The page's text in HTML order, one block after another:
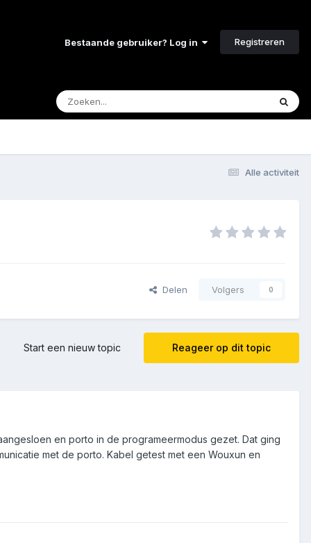
Bestaande gebruiker? Log in Registreren
Alle activiteit
Delen Volgers 0
Reageer op dit topic
Start een nieuw topic
en porto in de programeermodus gezet. Dat ging
met de porto. Kabel getest met een Wouxun en